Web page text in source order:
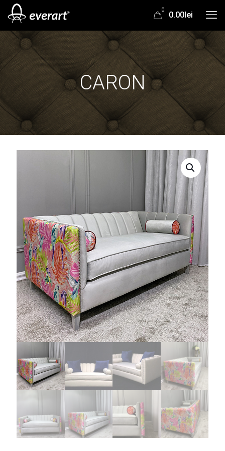
0
0.00lei
CARON